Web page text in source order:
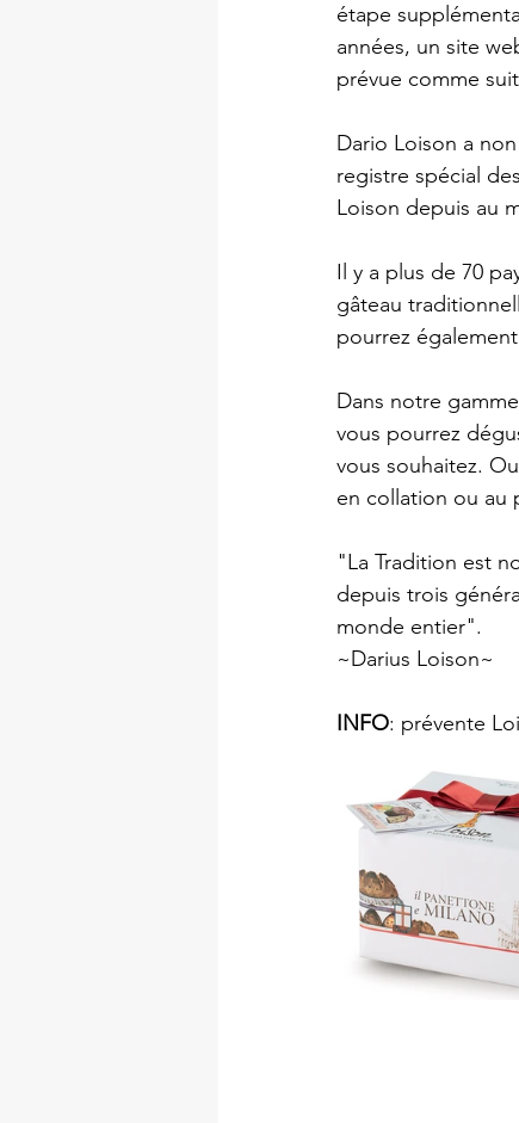
étape
années, un site
prévue comme
Dario Loison a
registre spécial
Loison depuis au
Il y a plus de 70
gâteau
pourrez
Dans notre
vous pourrez
vous souhaitez.
en collation ou au
"La Tradition est
depuis trois
monde entier".
~Darius Loison~
INFO: prévente